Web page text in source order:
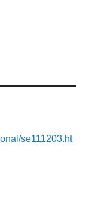
se111203.ht